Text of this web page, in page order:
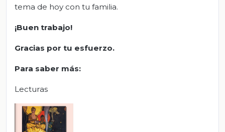
tema de hoy con tu familia.
¡Buen trabajo!
Gracias por tu esfuerzo.
Para saber más:
Lecturas